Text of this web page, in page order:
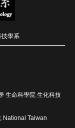
學系
生命科學院 生化科技
National Taiwan